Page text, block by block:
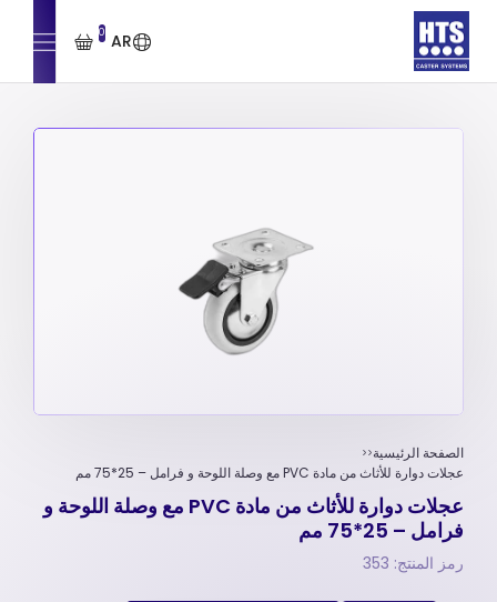
AR
0
الصفحة الرئيسية
عجلات دوارة للأثاث من مادة PVC مع وصلة اللوحة و فرامل – 25*75 مم
عجلات دوارة للأثاث من مادة PVC مع وصلة اللوحة و
فرامل – 25*75 مم
رمز المنتج: 353